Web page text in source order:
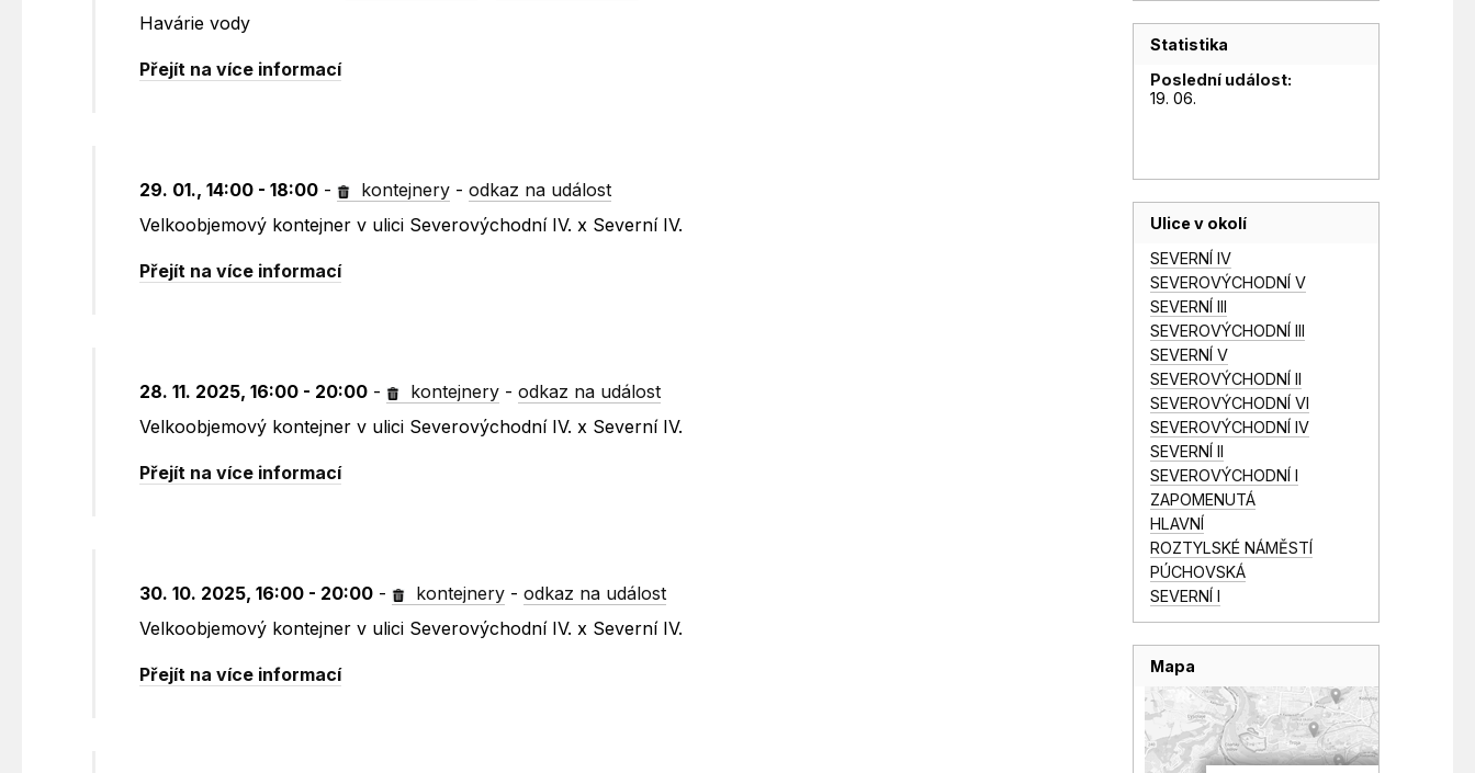
Havárie vody
Přejít na více informací
29. 01., 14:00 - 18:00 - kontejnery -odkaz na událost
Velkoobjemový kontejner v ulici Severovýchodní IV. x Severní IV.
Přejít na více informací
28. 11. 2025, 16:00 - 20:00 - kontejnery -odkaz na událost
Velkoobjemový kontejner v ulici Severovýchodní IV. x Severní IV.
Přejít na více informací
30. 10. 2025, 16:00 - 20:00 - kontejnery -odkaz na událost
Velkoobjemový kontejner v ulici Severovýchodní IV. x Severní IV.
Přejít na více informací
Statistika
Poslední událost:
19. 06.
Ulice v okolí
SEVERNÍ IV
SEVEROVÝCHODNÍ V
SEVERNÍ III
SEVEROVÝCHODNÍ III
SEVERNÍ V
SEVEROVÝCHODNÍ II
SEVEROVÝCHODNÍ VI
SEVEROVÝCHODNÍ IV
SEVERNÍ II
SEVEROVÝCHODNÍ I
ZAPOMENUTÁ
HLAVNÍ
ROZTYLSKÉ NÁMĚSTÍ
PÚCHOVSKÁ
SEVERNÍ I
Mapa